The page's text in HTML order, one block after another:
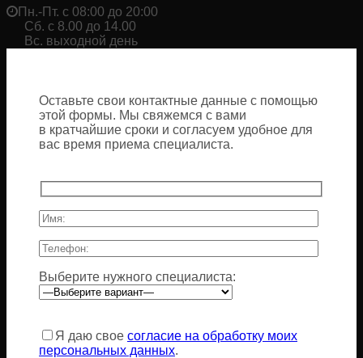
Пн.-Пт. с 08:00 до 20:00
Сб. с 8.00 до 14.00
Вс. выходной день
Оставьте свои контактные данные с помощью
этой формы. Мы свяжемся с вами
в кратчайшие сроки и согласуем удобное для
вас время приема специалиста.
Выберите нужного специалиста:
это
поле
Я даю свое согласие на обработку моих
персональных данных.